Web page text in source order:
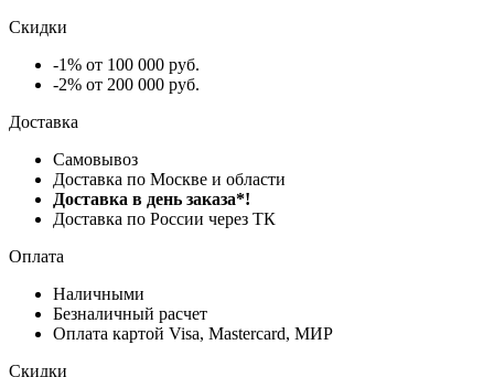
Скидки
-1% от 100 000 руб.
-2% от 200 000 руб.
Доставка
Самовывоз
Доставка по Москве и области
Доставка в день заказа*!
Доставка по России через ТК
Оплата
Наличными
Безналичный расчет
Оплата картой Visa, Mastercard, МИР
Скидки